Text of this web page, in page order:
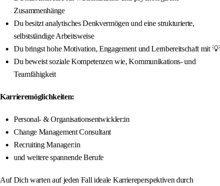
Zusammenhänge
Du besitzt analytisches Denkvermögen und eine strukturierte,
selbstständige Arbeitsweise
Du bringst hohe Motivation, Engagement und Lernbereitschaft mit 💡
Du beweist soziale Kompetenzen wie, Kommunikations- und
Teamfähigkeit
Karrieremöglichkeiten:
Personal- & Organisationsentwickler:in
Change Management Consultant
Recruiting Manager:in
und weitere spannende Berufe
Auf Dich warten auf jeden Fall ideale Karriereperspektiven durch